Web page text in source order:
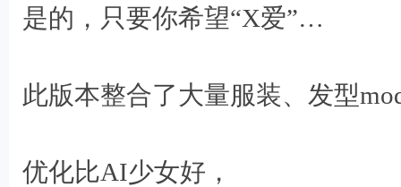
是的，只要你希望“X爱”…
此版本整合了大量服装、发型
优化比AI少女好，